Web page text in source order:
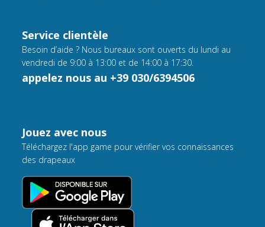
Service clientèle
Besoin d’aide ? Nous bureaux sont ouverts du lundi au
vendredi de 9:00 à 13:00 et de 14:00 à 17:30.
appelez nous au +39 030/6394506
Jouez avec nous
Téléchargez l'app game pour vérifier vos connaissances
des drapeaux